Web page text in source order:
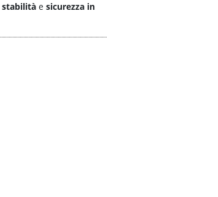
stabilità e sicurezza in